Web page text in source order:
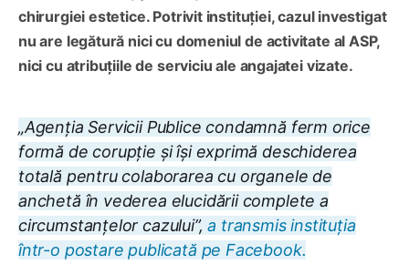
chirurgiei estetice. Potrivit instituției, cazul investigat
nu are legătură nici cu domeniul de activitate al ASP,
nici cu atribuțiile de serviciu ale angajatei vizate.
„Agenția Servicii Publice condamnă ferm orice
formă de corupție și își exprimă deschiderea
totală pentru colaborarea cu organele de
anchetă în vederea elucidării complete a
circumstanțelor cazului”,a transmis instituția
într-o postare publicată pe Facebook.